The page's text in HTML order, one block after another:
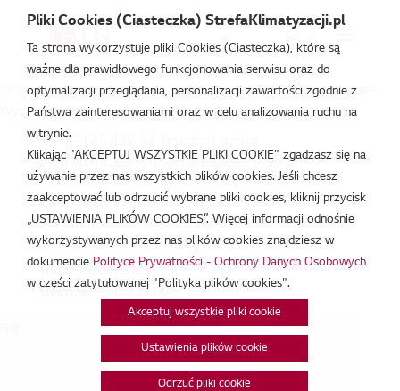
Strefa Klimatyzacji /Wydarzenia/THERMA V /THERMA V Instalacje –
Wytyczne montażowe
THERMA V Instalacje –
Wytyczne montażowe
sie 12, 2025
12/08/2025
Godzina:9:30 - 15:00
Pliki Cookies (Ciasteczka) StrefaKlimatyzacji.pl
Ta strona wykorzystuje pliki Cookies (Ciasteczka), które są
ważne dla prawidłowego funkcjonowania serwisu oraz do
optymalizacji przeglądania, personalizacji zawartości zgodnie z
Państwa zainteresowaniami oraz w celu analizowania ruchu na
witrynie.
Klikając "AKCEPTUJ WSZYSTKIE PLIKI COOKIE" zgadzasz się na
używanie przez nas wszystkich plików cookies. Jeśli chcesz
zaakceptować lub odrzucić wybrane pliki cookies, kliknij przycisk
„USTAWIENIA PLIKÓW COOKIES”. Więcej informacji odnośnie
wykorzystywanych przez nas plików cookies znajdziesz w
dokumencie Polityce Prywatności - Ochrony Danych Osobowych
w części zatytułowanej "Polityka plików cookies".
Akceptuj wszystkie pliki cookie
Ustawienia plików cookie
Odrzuć pliki cookie